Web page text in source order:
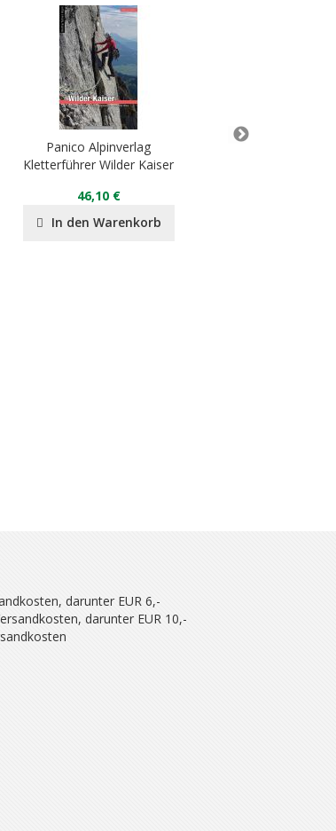
Panico Alpinverlag
Kletterführer Wilder Kaiser
46,10 €
In den Warenkorb
darunter EUR 6,-
darunter EUR 10,-